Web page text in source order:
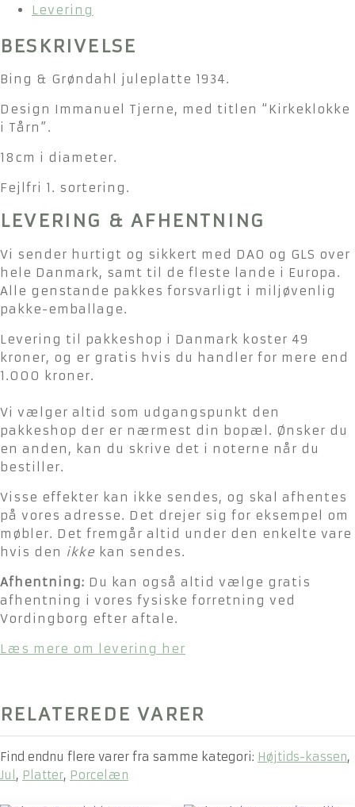
Levering
BESKRIVELSE
Bing & Grøndahl juleplatte 1934.
Design Immanuel Tjerne, med titlen “Kirkeklokke
i Tårn”.
18cm i diameter.
Fejlfri 1. sortering.
LEVERING & AFHENTNING
Vi sender hurtigt og sikkert med DAO og GLS over
hele Danmark, samt til de fleste lande i Europa.
Alle genstande pakkes forsvarligt i miljøvenlig
pakke-emballage.
Levering til pakkeshop i Danmark koster 49
kroner, og er gratis hvis du handler for mere end
1.000 kroner.
Vi vælger altid som udgangspunkt den
pakkeshop der er nærmest din bopæl. Ønsker du
en anden, kan du skrive det i noterne når du
bestiller.
Visse effekter kan ikke sendes, og skal afhentes
på vores adresse. Det drejer sig for eksempel om
møbler. Det fremgår altid under den enkelte vare
hvis den ikke kan sendes.
Afhentning: Du kan også altid vælge gratis
afhentning i vores fysiske forretning ved
Vordingborg efter aftale.
Læs mere om levering her
RELATEREDE VARER
Find endnu flere varer fra samme kategori: Højtids-kassen,
Jul , Platter, Porcelæn